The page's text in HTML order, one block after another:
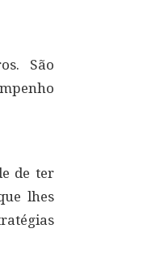
São
de ter
lhes